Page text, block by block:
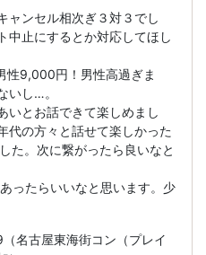
ャンセル相次ぎ３対３でし
中止にするとか対応してほし
性9,000円！男性高過ぎま
いし…。
いとお話できて楽しめまし
代の方々と話せて楽しかった
た。次に繋がったら良いなと
ったらいいなと思います。少
名古屋東海街コン（プレイ